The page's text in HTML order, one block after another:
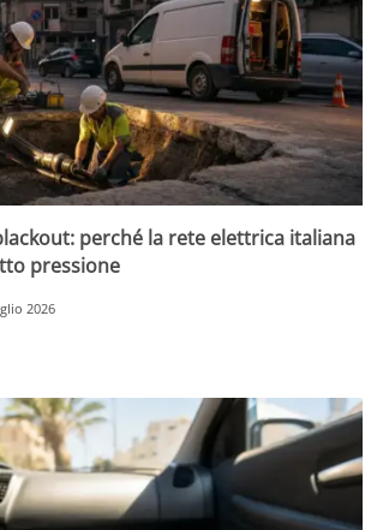
perché la rete elettrica italiana
pressione
2026